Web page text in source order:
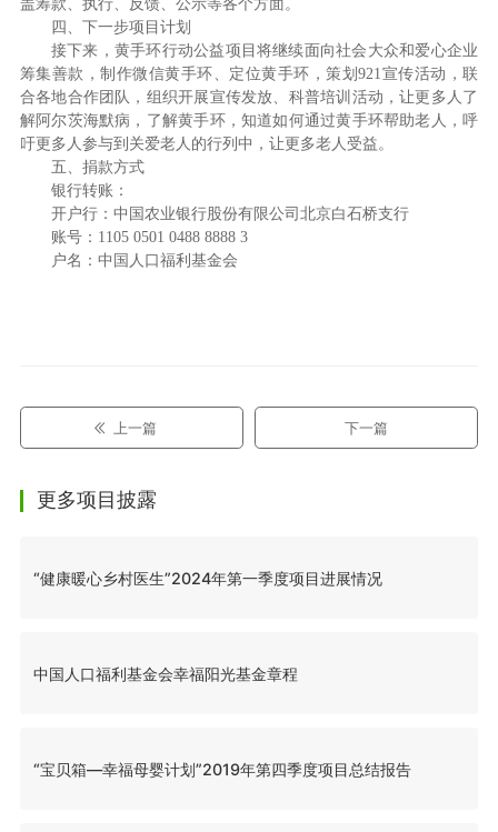
盖筹款、执行、反馈、公示等各个方面。
四、下一步项目计划
接下来，黄手环行动公益项目将继续面向社会大众和爱心企业
筹集善款，制作微信黄手环、定位黄手环，策划921宣传活动，联
合各地合作团队，组织开展宣传发放、科普培训活动，让更多人了
解阿尔茨海默病，了解黄手环，知道如何通过黄手环帮助老人，呼
吁更多人参与到关爱老人的行列中，让更多老人受益。
五、捐款方式
银行转账：
开户行：中国农业银行股份有限公司北京白石桥支行
账号：1105 0501 0488 8888 3
户名：中国人口福利基金会
上一篇 下一篇
更多项目披露
“健康暖心乡村医生”2024年第一季度项目进展情况
中国人口福利基金会幸福阳光基金章程
“宝贝箱—幸福母婴计划”2019年第四季度项目总结报告